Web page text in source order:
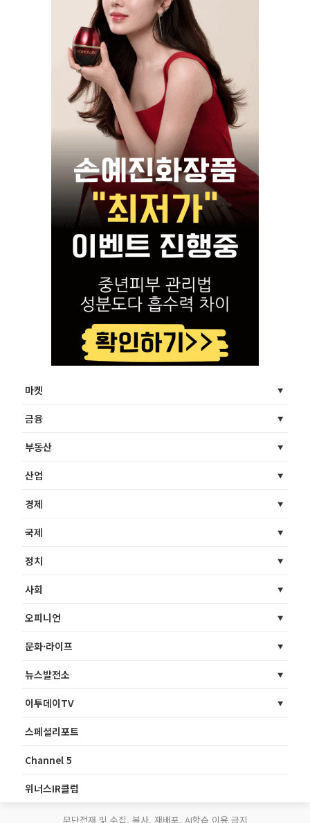
마켓
금융
부동산
산업
경제
국제
정치
사회
오피니언
문화·라이프
뉴스발전소
이투데이TV
스페셜리포트
Channel 5
위너스IR클럽
무단전재 및 수집, 복사, 재배포, AI학습 이용 금지